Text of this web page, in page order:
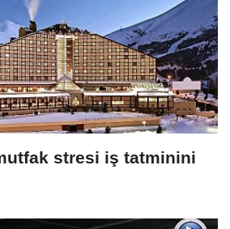
stresi iş tatminini